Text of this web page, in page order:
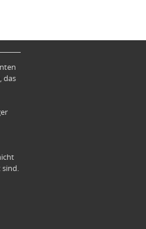
das
sind.